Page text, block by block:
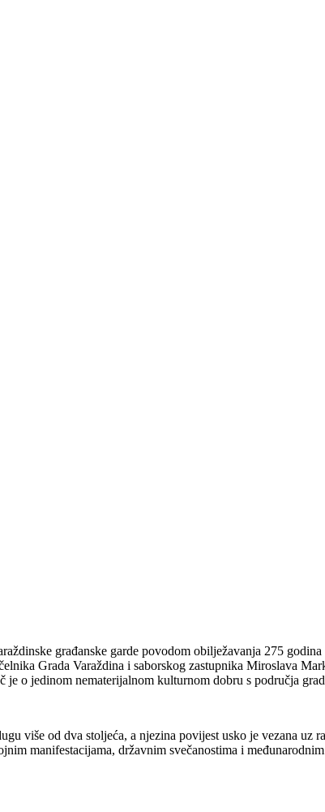
građanske garde povodom obilježavanja 275
Grada Varaždina i saborskog zastupnika Miroslava
o jedinom nematerijalnom kulturnom dobru s područja
više od dva stoljeća, a njezina povijest usko je vezana uz
manifestacijama, državnim svečanostima i